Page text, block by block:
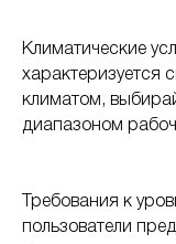
Климатические
характеризуется
климатом,
диапазоном
Требования к
пользователи